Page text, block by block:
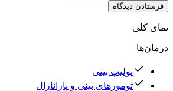
فرستادن دیدگاه
نمای کلی
درمان‌ها
پولیپ بینی
تومورهای بینی و پارانازال